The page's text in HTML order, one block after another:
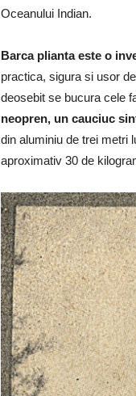
Oceanului Indian.
Barca plianta este o
practica, sigura si usor
deosebit se bucura cele
neopren, un cauciuc
din aluminiu de trei metri
aproximativ 30 de